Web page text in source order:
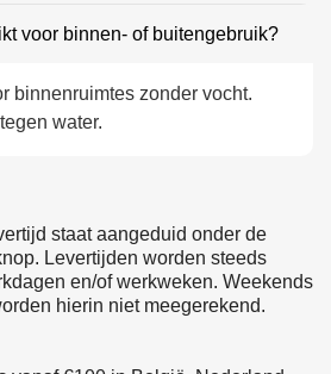
voor binnen- of buitengebruik?
binnenruimtes zonder vocht.
water.
staat aangeduid onder de
Levertijden worden steeds
en/of werkweken. Weekends
hierin niet meegerekend.